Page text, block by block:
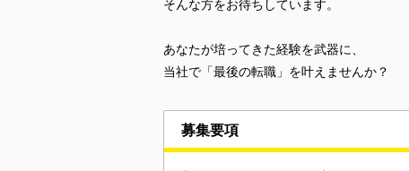
そんな方をお待ちしています。
あなたが培ってきた経験を武器に、
当社で「最後の転職」を叶えませんか？
募集要項